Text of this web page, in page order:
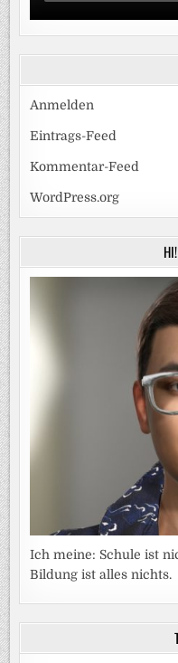
Anmelden
Eintrags-Feed
Kommentar-Feed
WordPress.org
Ich meine: Schule ist
Bildung ist alles nichts.